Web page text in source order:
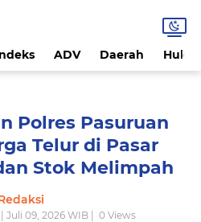
ADV Daerah
Polres Pasuruan
Telur di Pasar
Stok Melimpah
Juli 09, 2026 WIB | 0Views